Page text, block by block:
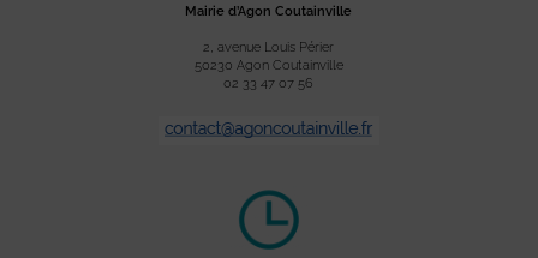
Mairie d’Agon Coutainville
2, avenue Louis Périer
50230 Agon Coutainville
02 33 47 07 56